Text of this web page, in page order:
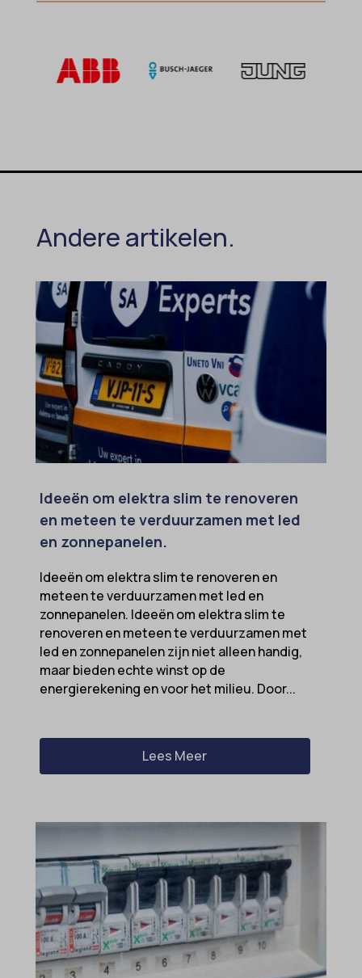
Andere artikelen.
Ideeën om elektra slim te renoveren
en meteen te verduurzamen met led
en zonnepanelen.
Ideeën om elektra slim te renoveren en
meteen te verduurzamen met led en
zonnepanelen. Ideeën om elektra slim te
renoveren en meteen te verduurzamen met
led en zonnepanelen zijn niet alleen handig,
maar bieden echte winst op de
energierekening en voor het milieu. Door...
Lees Meer
wp-settings-time-*
domain
et-recommend-sync-post-*
et-saved-post*
hide-*
kconsent
marketing_cookies
MicrosoftApplicationsTelemetryDeviceId
MicrosoftApplicationsTelemetryFirstLaunchTime
OptanonAlertBoxClosed
popupShow
SameSite
sensorsdata2015jssdkcross
snconsent
tarteaucitron
termsfeed_pc1_consent
twCookieConsent